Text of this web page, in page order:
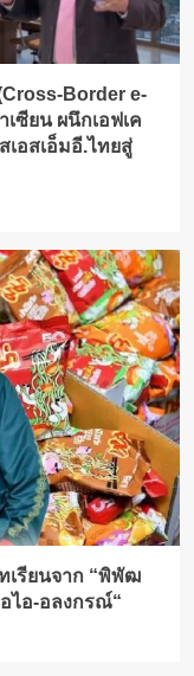
Border e-
ซียน ผนึกเอฟเค
อสเอ็มอี.ไทยสู่
เรียนจาก “พิพัฒ
อไอ-อลงกรณ์“